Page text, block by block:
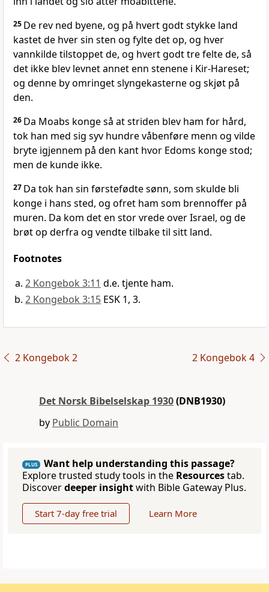
25 De rev ned byene, og på hvert godt stykke land
kastet de hver sin sten og fylte det op, og hver
vannkilde tilstoppet de, og hvert godt tre felte de, så
det ikke blev levnet annet enn stenene i Kir-Hareset;
og denne by omringet slyngekasterne og skjøt på
den.
26 Da Moabs konge så at striden blev ham for hård,
tok han med sig syv hundre våbenføre menn og vilde
bryte igjennem på den kant hvor Edoms konge stod;
men de kunde ikke.
27 Da tok han sin førstefødte sønn, som skulde bli
konge i hans sted, og ofret ham som brennoffer på
muren. Da kom det en stor vrede over Israel, og de
brøt op derfra og vendte tilbake til sitt land.
Footnotes
2 Kongebok 3:11 d.e. tjente ham.
2 Kongebok 3:15 ESK 1, 3.
2 Kongebok 2 2 Kongebok 4
Det Norsk Bibelselskap 1930(DNB1930)
by Public Domain
PLUS
Want help understanding this passage?
Explore trusted study tools in the Resourcestab.
Discoverdeeper insightwith Bible Gateway Plus.
Start 7-day free trial Learn More